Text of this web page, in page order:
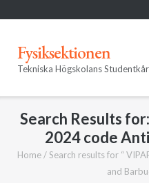
Fysiksektionen
Tekniska Högskolans Studentkår
Search Results for:
2024 code
Home / Search results for “
and